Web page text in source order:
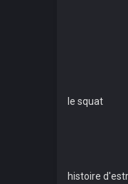
le squat
histoire